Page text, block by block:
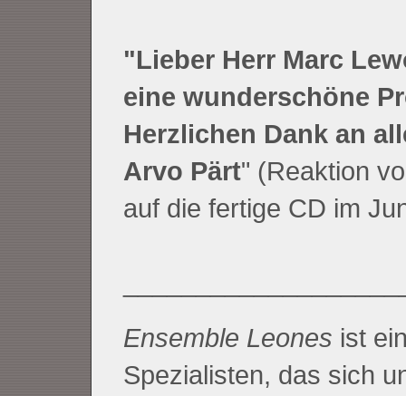
"Lieber Herr Marc
eine wunderschöne
Herzlichen Dank an
Arvo Pärt" (Reaktion
auf die fertige CD im
Ensemble Leones ist
Spezialisten, das sich